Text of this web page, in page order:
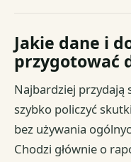
Jakie dane i
przygotować
Najbardziej przydają
szybko policzyć
bez używania
Chodzi głównie o